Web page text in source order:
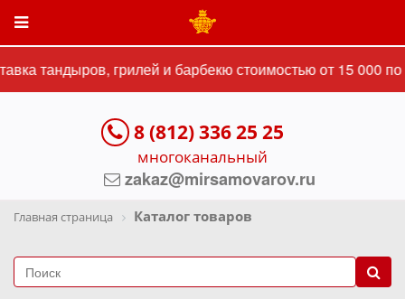
тандыров, грилей и барбекю стоимостью от 15 000
8 (812) 336 25 25
многоканальный
zakaz@mirsamovarov.ru
Главная страница Каталог товаров